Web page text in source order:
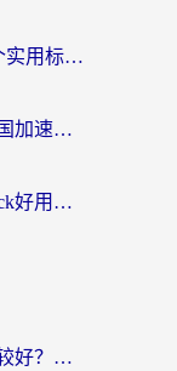
从澳门用什么VPN访问国内？3个实用标准帮你避开坑，无缝刷剧听歌
穿梭和银河哪个好？海外党选回国加速器的避坑指南，附番茄加速器实测体验
海外党必看：ChickCN和FlashBack好用吗？3招教你选对回国加速器（附云极、HomeCN、斧牛vs艾果对比）
英国玩双生视界用什么加速器比较好？海外党亲测有效的国服游戏加速方案